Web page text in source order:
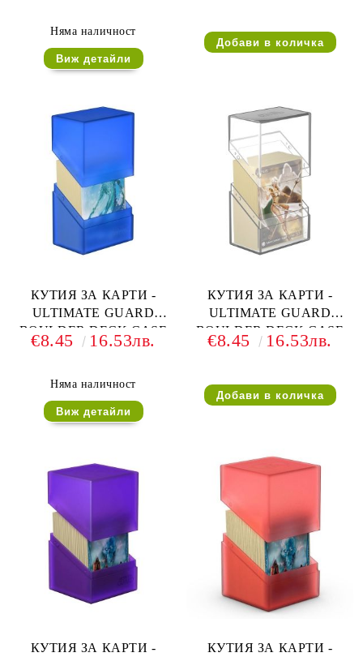
БЯЛА
Няма наличност
Виж детайли
ЧЕРВЕНА
КУТИЯ ЗА КАРТИ -
ULTIMATE GUARD
BOULDER DECK CASE
(за LCG, TCG и др) 60+ -
€8.45 16.53лв.
Няма наличност
Виж детайли
КУТИЯ ЗА КАРТИ -
ULTIMATE GUARD
BOULDER DECK CASE
(за LCG, TCG и др) 60+ -
€8.45 16.53лв.
КУТИЯ ЗА КАРТИ -
КУТИЯ ЗА КАРТИ -